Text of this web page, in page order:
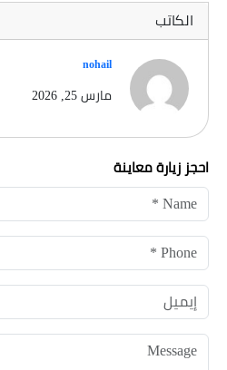
الكاتب
nohail
مارس 25, 2026
احجز زيارة معاينة